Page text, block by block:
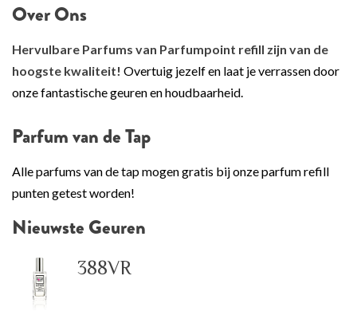
Over Ons
Hervulbare Parfums van Parfumpoint refill zijn van de
hoogste kwaliteit! Overtuig jezelf en laat je verrassen door
onze fantastische geuren en houdbaarheid.
Parfum van de Tap
Alle parfums van de tap mogen gratis bij onze parfum refill
punten getest worden!
Nieuwste Geuren
388VR